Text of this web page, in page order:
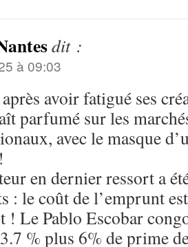
dit :
à 09:03
après avoir fatigué ses
parfumé sur les
avec le masque
en dernier ressort a
: le coût de l’emprunt
! Le Pablo Escobar
% plus 6% de prime